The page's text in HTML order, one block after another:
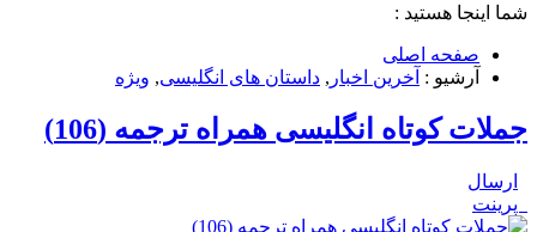
شما اینجا هستید :
صفحه اصلی
آرشیو : آخرین اخبار , داستان های انگلیسی, ویژه
جملات کوتاه انگلیسی همراه ترجمه (106)
ارسال
پرینت